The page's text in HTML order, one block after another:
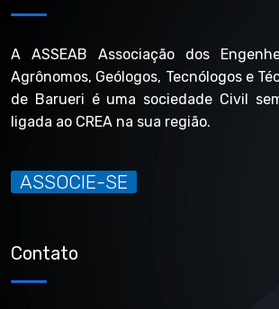
A ASSEAB Associação dos
Agrônomos, Geólogos, Tecnólogos e
de Barueri é uma sociedade Civil
ligada ao CREA na sua região.
ASSOCIE-SE
Contato